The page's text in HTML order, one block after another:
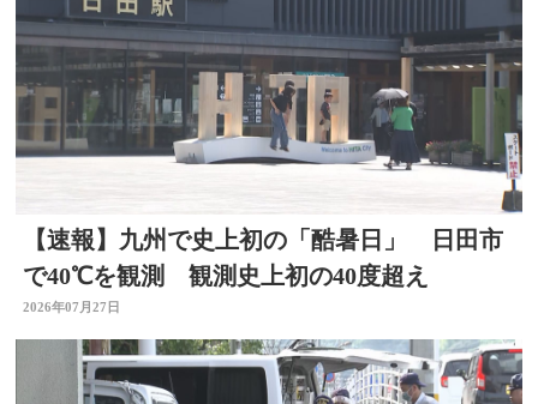
【速報】九州で史上初の「酷暑日」 日田市
で40℃を観測 観測史上初の40度超え
2026年07月27日